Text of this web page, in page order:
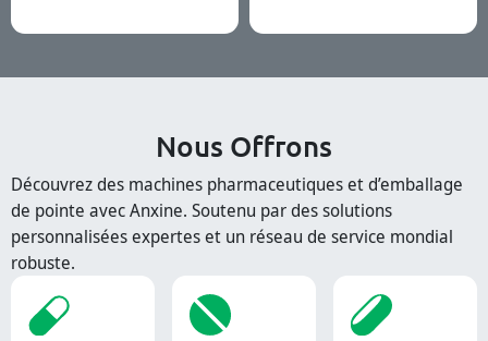
Nous Offrons
Découvrez des machines pharmaceutiques et d’emballage
de pointe avec Anxine. Soutenu par des solutions
personnalisées expertes et un réseau de service mondial
robuste.